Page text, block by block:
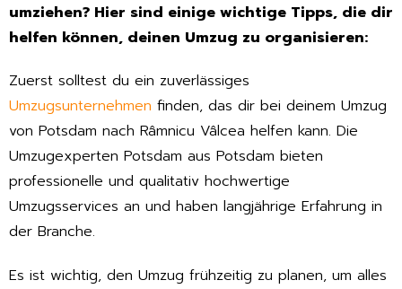
umziehen? Hier sind einige wichtige Tipps, die dir
helfen können, deinen Umzug zu organisieren:
Zuerst solltest du ein zuverlässiges
Umzugsunternehmen finden, das dir bei deinem Umzug
von Potsdam nach Râmnicu Vâlcea helfen kann. Die
Umzugexperten Potsdam aus Potsdam bieten
professionelle und qualitativ hochwertige
Umzugsservices an und haben langjährige Erfahrung in
der Branche.
Es ist wichtig, den Umzug frühzeitig zu planen, um alles